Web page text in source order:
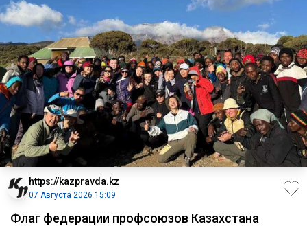
https://kazpravda.kz
07 Августа 2026 15:09
Флаг федерации профсоюзов Казахстана